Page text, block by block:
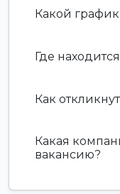
Какой
Где
Как
Какая
вакансию?